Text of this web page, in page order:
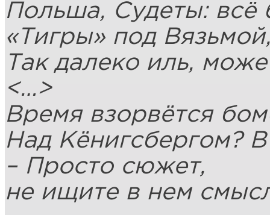
Польша, Судеты: всё
«Тигры» под
Так далеко иль,
<…>
Время взорвётся
Над Кёнигсбергом?
– Просто сюжет,
не ищите в нем